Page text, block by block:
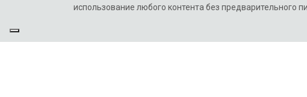
использование любого контента без предварительного